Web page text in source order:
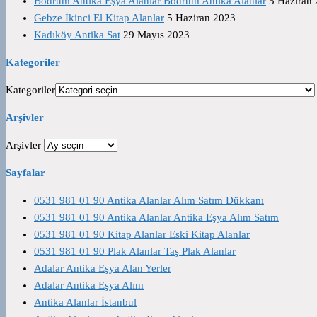
Gebze İkinci El Kitap Alanlar 5 Haziran 2023
Kadıköy Antika Sat 29 Mayıs 2023
Kategoriler
Kategoriler
Arşivler
Arşivler
Sayfalar
0531 981 01 90 Antika Alanlar Alım Satım Dükkanı
0531 981 01 90 Antika Alanlar Antika Eşya Alım Satım
0531 981 01 90 Kitap Alanlar Eski Kitap Alanlar
0531 981 01 90 Plak Alanlar Taş Plak Alanlar
Adalar Antika Eşya Alan Yerler
Adalar Antika Eşya Alım
Antika Alanlar İstanbul